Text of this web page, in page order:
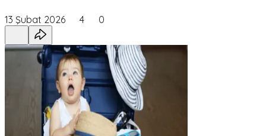
13 Şubat 2026 4 0